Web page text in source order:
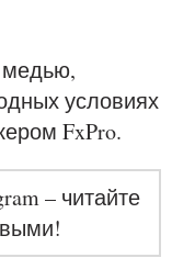
медью,
условиях
FxPro.
– читайте